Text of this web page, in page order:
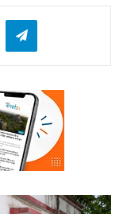
অবধি গত ২৫ মার্চ
চূড়ান্ত হয়
১ এপ্রিল ঘোষণা
শপথ গ্রহণে জম্মু